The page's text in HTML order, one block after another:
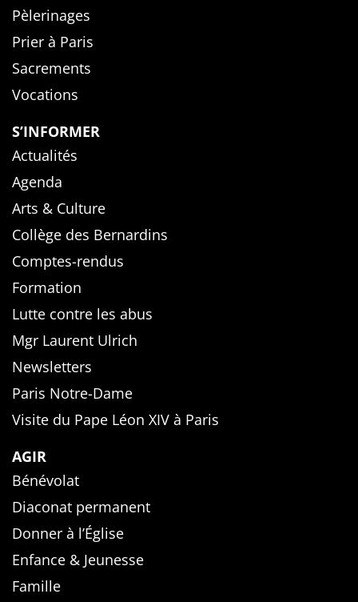
Pèlerinages
Prier à Paris
Sacrements
Vocations
S’INFORMER
Actualités
Agenda
Arts & Culture
Collège des Bernardins
Comptes-rendus
Formation
Lutte contre les abus
Mgr Laurent Ulrich
Newsletters
Paris Notre-Dame
Visite du Pape Léon XIV à Paris
AGIR
Bénévolat
Diaconat permanent
Donner à l’Église
Enfance & Jeunesse
Famille